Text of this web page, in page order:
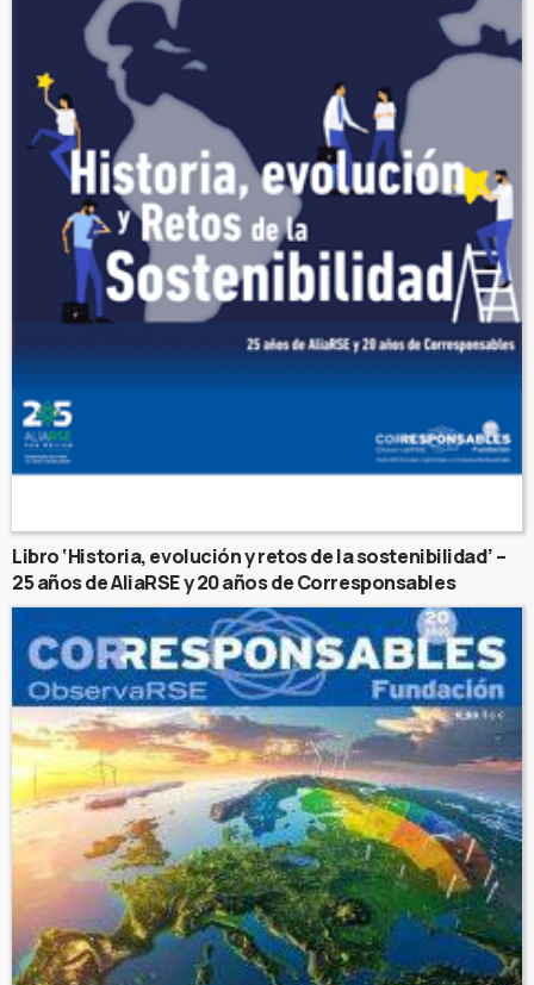
Libro ‘Historia, evolución y retos de la sostenibilidad’ –
25 años de AliaRSE y 20 años de Corresponsables